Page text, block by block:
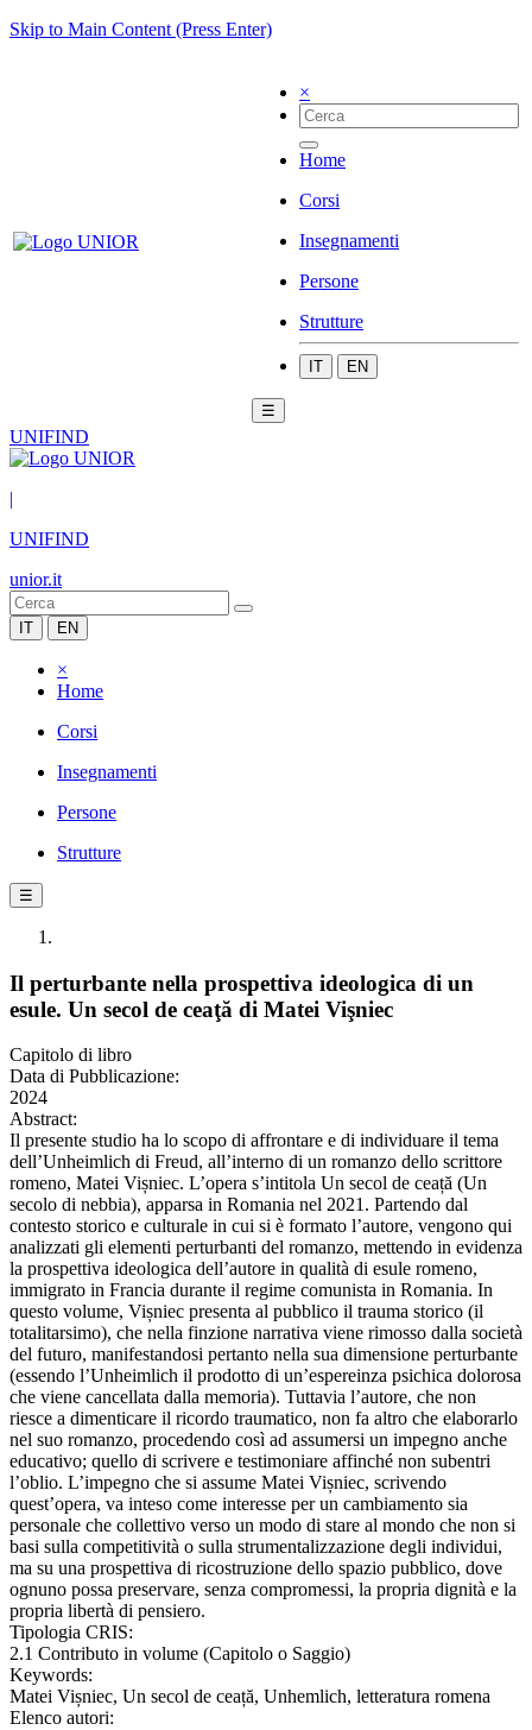
Skip to Main Content (Press Enter)
×
Home
Corsi
Insegnamenti
Persone
Strutture
IT EN
☰
UNIFIND
|
UNIFIND
unior.it
IT EN
×
Home
Corsi
Insegnamenti
Persone
Strutture
☰
Il perturbante nella prospettiva ideologica di un
esule. Un secol de ceaţă di Matei Vişniec
Capitolo di libro
Data di Pubblicazione:
2024
Abstract:
Il presente studio ha lo scopo di affrontare e di individuare il tema
dell’Unheimlich di Freud, all’interno di un romanzo dello scrittore
romeno, Matei Vișniec. L’opera s’intitola Un secol de ceață (Un
secolo di nebbia), apparsa in Romania nel 2021. Partendo dal
contesto storico e culturale in cui si è formato l’autore, vengono qui
analizzati gli elementi perturbanti del romanzo, mettendo in evidenza
la prospettiva ideologica dell’autore in qualità di esule romeno,
immigrato in Francia durante il regime comunista in Romania. In
questo volume, Vișniec presenta al pubblico il trauma storico (il
totalitarsimo), che nella finzione narrativa viene rimosso dalla società
del futuro, manifestandosi pertanto nella sua dimensione perturbante
(essendo l’Unheimlich il prodotto di un’espereinza psichica dolorosa
che viene cancellata dalla memoria). Tuttavia l’autore, che non
riesce a dimenticare il ricordo traumatico, non fa altro che elaborarlo
nel suo romanzo, procedendo così ad assumersi un impegno anche
educativo; quello di scrivere e testimoniare affinché non subentri
l’oblio. L’impegno che si assume Matei Vișniec, scrivendo
quest’opera, va inteso come interesse per un cambiamento sia
personale che collettivo verso un modo di stare al mondo che non si
basi sulla competitività o sulla strumentalizzazione degli individui,
ma su una prospettiva di ricostruzione dello spazio pubblico, dove
ognuno possa preservare, senza compromessi, la propria dignità e la
propria libertà di pensiero.
Tipologia CRIS:
2.1 Contributo in volume (Capitolo o Saggio)
Keywords:
Matei Vișniec, Un secol de ceață, Unhemlich, letteratura romena
Elenco autori: